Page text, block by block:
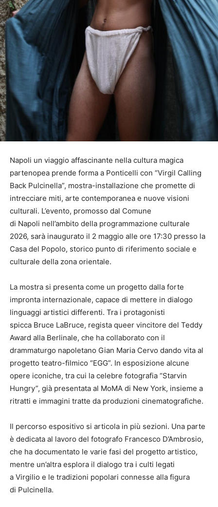
Napoli un viaggio affascinante nella cultura magica
partenopea prende forma a Ponticelli con “Virgil Calling
Back Pulcinella”, mostra-installazione che promette di
intrecciare miti, arte contemporanea e nuove visioni
culturali. L’evento, promosso dal Comune
di Napoli nell’ambito della programmazione culturale
2026, sarà inaugurato il 2 maggio alle ore 17:30 presso la
Casa del Popolo, storico punto di riferimento sociale e
culturale della zona orientale.
La mostra si presenta come un progetto dalla forte
impronta internazionale, capace di mettere in dialogo
linguaggi artistici differenti. Tra i protagonisti
spicca Bruce LaBruce, regista queer vincitore del Teddy
Award alla Berlinale, che ha collaborato con il
drammaturgo napoletano Gian Maria Cervo dando vita al
progetto teatro-filmico “EGG”. In esposizione alcune
opere iconiche, tra cui la celebre fotografia “Starvin
Hungry”, già presentata al MoMA di New York, insieme a
ritratti e immagini tratte da produzioni cinematografiche.
Il percorso espositivo si articola in più sezioni. Una parte
è dedicata al lavoro del fotografo Francesco D’Ambrosio,
che ha documentato le varie fasi del progetto artistico,
mentre un’altra esplora il dialogo tra i culti legati
a Virgilio e le tradizioni popolari connesse alla figura
di Pulcinella.